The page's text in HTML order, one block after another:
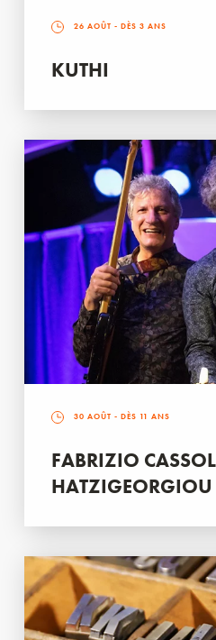
26 AOÛT - DÈS 3 ANS
KUTHI
30 AOÛT - DÈS 11 ANS
FABRIZIO
HATZIGEORGIOU